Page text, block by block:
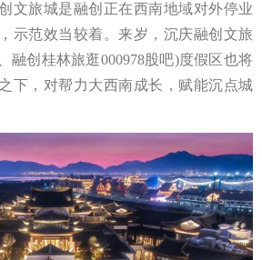
文旅城是融创正在西南地域对外停业
示范效当较着。来岁，沉庆融创文旅
融创桂林旅逛000978股吧)度假区也将
下，对帮力大西南成长，赋能沉点城